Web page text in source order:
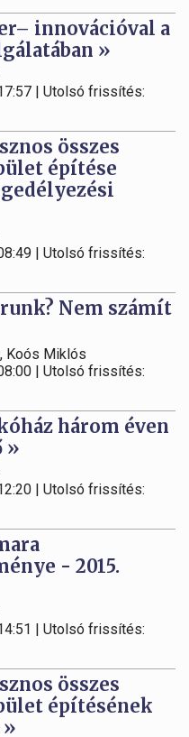
innovációval a
»
| Utolsó frissítés:
összes
építése
| Utolsó frissítés:
Nem számít
Koós Miklós
| Utolsó frissítés:
három éven
»
| Utolsó frissítés:
- 2015.
| Utolsó frissítés:
összes
építésének